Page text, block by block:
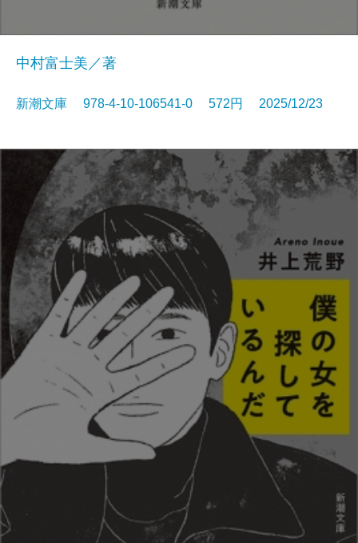
中村富士美／著
新潮文庫 978-4-10-106541-0 572円 2025/12/23